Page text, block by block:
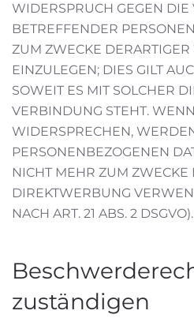
WIDERSPRUCH GEGEN DIE
BETREFFENDER
ZUM ZWECKE
EINZULEGEN; DIES GILT
SOWEIT ES MIT SOLCHER
VERBINDUNG STEHT.
WIDERSPRECHEN,
PERSONENBEZOGENEN
NICHT MEHR ZUM ZWECKE
DIREKTWERBUNG
NACH ART. 21 ABS. 2 DSGVO).
zuständigen